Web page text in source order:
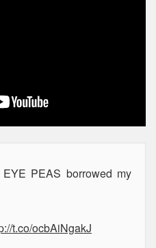
PEAS borrowed my
t.co/ocbAiNgakJ